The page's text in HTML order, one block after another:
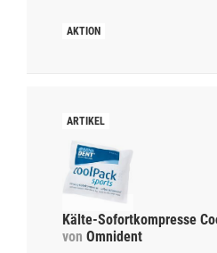
Kälte-Sofortkompresse
von Omnident